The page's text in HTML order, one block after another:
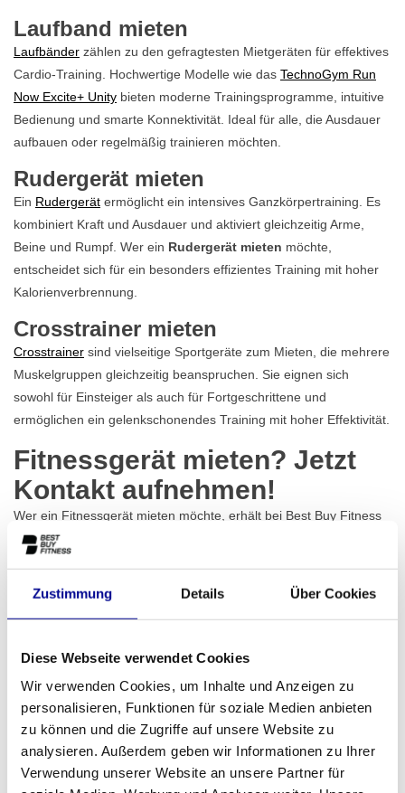
Zustimmung Details Über Cookies
Diese Webseite verwendet Cookies
Wir verwenden Cookies, um Inhalte und Anzeigen zu
personalisieren, Funktionen für soziale Medien anbieten
zu können und die Zugriffe auf unsere Website zu
analysieren. Außerdem geben wir Informationen zu Ihrer
Verwendung unserer Website an unsere Partner für
Laufband mieten
Laufbänder zählen zu den gefragtesten Mietgeräten für effektives
Cardio-Training. Hochwertige Modelle wie das TechnoGym Run
Now Excite+ Unity bieten moderne Trainingsprogramme, intuitive
Bedienung und smarte Konnektivität. Ideal für alle, die Ausdauer
aufbauen oder regelmäßig trainieren möchten.
Rudergerät mieten
Ein Rudergerät ermöglicht ein intensives Ganzkörpertraining. Es
kombiniert Kraft und Ausdauer und aktiviert gleichzeitig Arme,
Beine und Rumpf. Wer ein Rudergerät mieten möchte,
entscheidet sich für ein besonders effizientes Training mit hoher
Kalorienverbrennung.
Crosstrainer mieten
Crosstrainer sind vielseitige Sportgeräte zum Mieten, die mehrere
Muskelgruppen gleichzeitig beanspruchen. Sie eignen sich
sowohl für Einsteiger als auch für Fortgeschrittene und
ermöglichen ein gelenkschonendes Training mit hoher Effektivität.
Fitnessgerät mieten? Jetzt
Kontakt aufnehmen!
Wer ein Fitnessgerät mieten möchte, erhält bei Best Buy Fitness
mehr als nur das passende Equipment. Ob für den temporären
Einsatz, Firmenfitness, Events, ein eigenes Studio oder das
Homegym, für jede Situation gibt es eine passende Lösung.
Neben der Gerätevermietung umfasst das Angebot auch
Support. Auch Wartung und Service sind inklusive, sodass kein
dem Training oder der Organisation. Möchtest du mehr über die
Möglichkeiten erfahren oder interessierst du dich für das
eines unserer Geräte? Nimm
dich gerne.